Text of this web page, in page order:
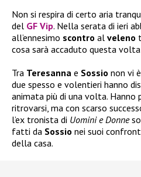
Non si respira di certo aria
del GF Vip. Nella serata di ieri
all’ennesimo scontro al veleno
cosa sarà accaduto questa
Tra Teresanna e Sossio non vi
due spesso e volentieri hanno
animata più di una volta.
ritrovarsi, ma con scarso
l’ex tronista di Uomini e Donne
fatti da Sossio nei suoi
della casa.